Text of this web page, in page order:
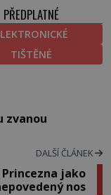
PŘEDPLATNÉ
TIŠTĚNÉ
zvanou
DALŠÍ ČLÁNEK
jako
nos